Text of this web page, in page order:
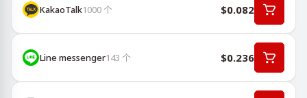
KakaoTalk1000个 $0.082
Line messenger143 个 $0.236